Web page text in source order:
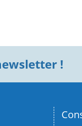
!